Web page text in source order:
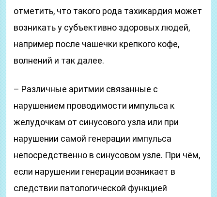
отметить, что такого рода тахикардия может
возникать у субъективно здоровых людей,
например после чашечки крепкого кофе,
волнений и так далее.
– Различные аритмии связанные с
нарушением проводимости импульса к
желудочкам от синусового узла или при
нарушении самой генерации импульса
непосредственно в синусовом узле. При чём,
если нарушении генерации возникает в
следствии патологической функцией